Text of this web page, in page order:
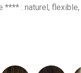
**** : naturel,